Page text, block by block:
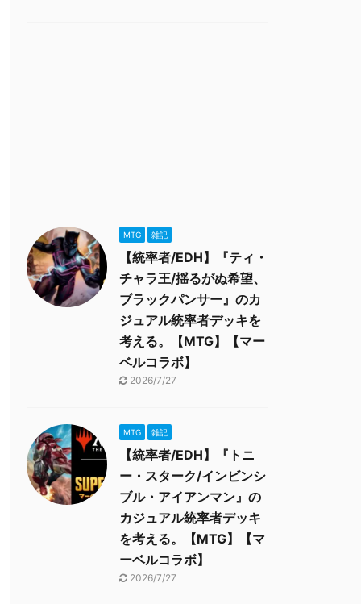
MTG 雑記
【統率者/EDH】『ティ・
チャラ王/揺るがぬ希望、
ブラックパンサー』のカ
ジュアル統率者デッキを
考える。【MTG】【マー
ベルコラボ】
2026/7/27
MTG 雑記
【統率者/EDH】『トニ
ー・スターク/インビンシ
ブル・アイアンマン』の
カジュアル統率者デッキ
を考える。【MTG】【マ
ーベルコラボ】
2026/7/27